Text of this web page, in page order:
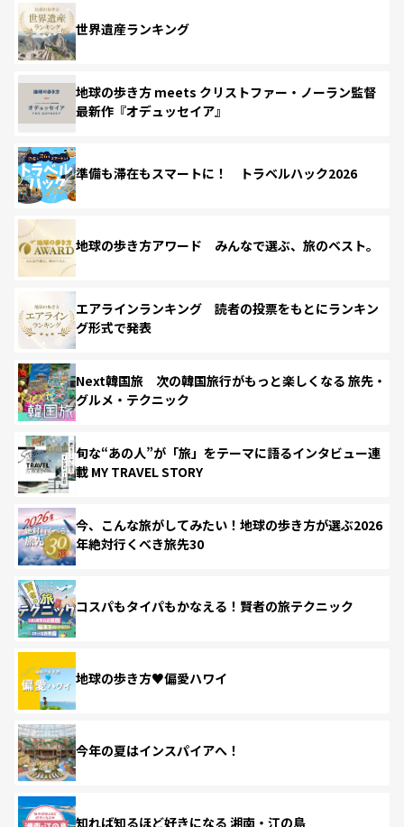
世界遺産ランキング
地球の歩き方 meets クリストファー・ノーラン監督
最新作『オデュッセイア』
準備も滞在もスマートに！ トラベルハック2026
地球の歩き方アワード みんなで選ぶ、旅のベスト。
エアラインランキング 読者の投票をもとにランキン
グ形式で発表
Next韓国旅 次の韓国旅行がもっと楽しくなる 旅先・
グルメ・テクニック
旬な“あの人”が「旅」をテーマに語るインタビュー連
載 MY TRAVEL STORY
今、こんな旅がしてみたい！地球の歩き方が選ぶ2026
年絶対行くべき旅先30
コスパもタイパもかなえる！賢者の旅テクニック
地球の歩き方♥偏愛ハワイ
今年の夏はインスパイアへ！
知れば知るほど好きになる 湘南・江の島